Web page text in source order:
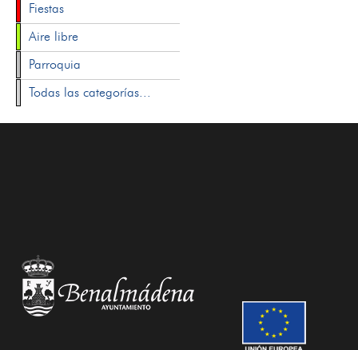
Fiestas
Aire libre
Parroquia
Todas las categorías...